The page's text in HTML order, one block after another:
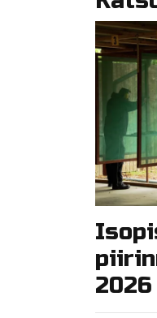
2026